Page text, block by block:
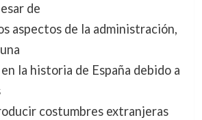
de
aspectos de la administración,
la historia de España debido a
costumbres extranjeras